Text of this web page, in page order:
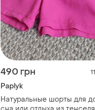
490 грн 11
Paplyk
Натуральные шорты для